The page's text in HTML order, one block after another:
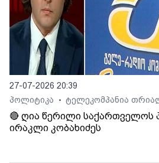
27-07-2026 20:39
პოლიტიკა
• ტელეკომპანია
🔴 ღია წერილი საქართველოს
ირაკლი კობახიძეს